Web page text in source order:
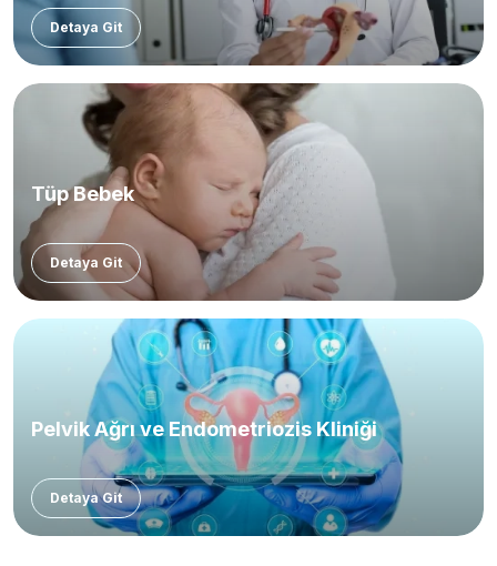
Detaya Git
Tüp Bebek
Detaya Git
Pelvik Ağrı ve Endometriozis Kliniği
Detaya Git